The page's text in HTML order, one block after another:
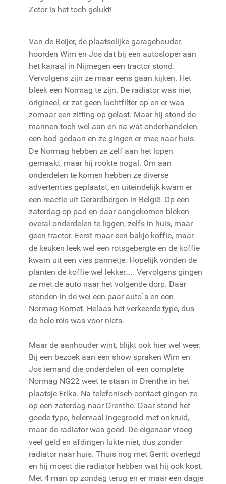
Zetor is het toch gelukt!
Van de Beijer, de plaatselijke garagehouder,
hoorden Wim en Jos dat bij een autosloper aan
het kanaal in Nijmegen een tractor stond.
Vervolgens zijn ze maar eens gaan kijken. Het
bleek een Normag te zijn. De radiator was niet
origineel, er zat geen luchtfilter op en er was
zomaar een zitting op gelast. Maar hij stond de
mannen toch wel aan en na wat onderhandelen
een bod gedaan en ze gingen er mee naar huis.
De Normag hebben ze zelf aan het lopen
gemaakt, maar hij rookte nogal. Om aan
onderdelen te komen hebben ze diverse
advertenties geplaatst, en uiteindelijk kwam er
een reactie uit Gerardbergen in België. Op een
zaterdag op pad en daar aangekomen bleken
overal onderdelen te liggen, zelfs in huis, maar
geen tractor. Eerst maar een bakje koffie, maar
de keuken leek wel een rotsgebergte en de koffie
kwam uit een vies pannetje. Hopelijk vonden de
planten de koffie wel lekker….. Vervolgens gingen
ze met de auto naar het volgende dorp. Daar
stonden in de wei een paar auto`s en een
Normag Kornet. Helaas het verkeerde type, dus
de hele reis was voor niets.
Maar de aanhouder wint, blijkt ook hier wel weer.
Bij een bezoek aan een show spraken Wim en
Jos iemand die onderdelen of een complete
Normag NG22 weet te staan in Drenthe in het
plaatsje Erika. Na telefonisch contact gingen ze
op een zaterdag naar Drenthe. Daar stond het
goede type, helemaal ingegroeid met onkruid,
maar de radiator was goed. De eigenaar vroeg
veel geld en afdingen lukte niet, dus zonder
radiator naar huis. Thuis nog met Gerrit overlegd
en hij moest die radiator hebben wat hij ook kost.
Met 4 man op zondag terug en er maar een dagje